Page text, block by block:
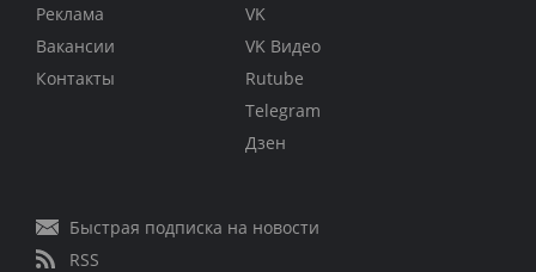
Реклама
Вакансии
Контакты
VK
VK Видео
Rutube
Telegram
Дзен
Быстрая подписка на новости
RSS